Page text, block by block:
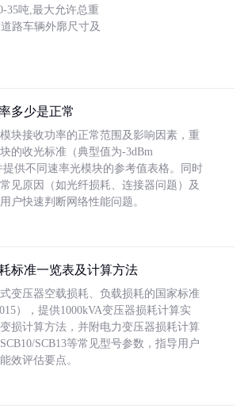
35吨,最大允许总重
路车辆外廓尺寸及
多少是正常
块接收功率的正常范围及影响因素，重
的收光标准（典型值为-3dBm
提供不同速率光模块的参考值表格。同时
见原因（如光纤损耗、连接器问题）及
户快速判断网络性能问题。
标准一览表及计算方法
变压器空载损耗、负载损耗的国家标准
），提供1000kVA变压器损耗计算实
损计算方法，并附电力变压器损耗计算
SCB13等常见型号参数，指导用户
效评估要点。